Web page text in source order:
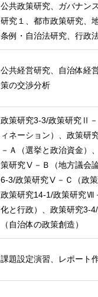
公共政策研究、ガバナン
研究１、都市政策研究、
条例・自治法研究、行政
公共経営研究、自治体経
策の交渉分析
政策研究3-3/政策研究Ⅱ
ィネーション）、政策研
－Ａ（選挙と政治資金）
策研究Ⅴ－Ｂ（地方議会
6-3/政策研究Ⅴ－Ｃ（政策
政策研究14-1/政策研究Ⅶ
化と行政）、政策研究3-
（自治体の政策創造）
課題設定演習、レポート